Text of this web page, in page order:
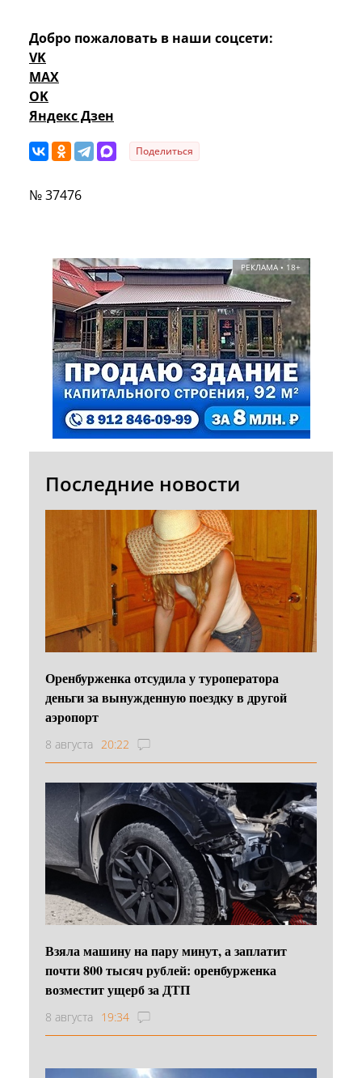
Добро пожаловать в наши соцсети:
VK
MAX
OK
Яндекс Дзен
Поделиться
№ 37476
РЕКЛАМА • 18+
Последние новости
Оренбурженка отсудила у туроператора
деньги за вынужденную поездку в другой
аэропорт
8 августа 20:22
Взяла машину на пару минут, а заплатит
почти 800 тысяч рублей: оренбурженка
возместит ущерб за ДТП
8 августа 19:34